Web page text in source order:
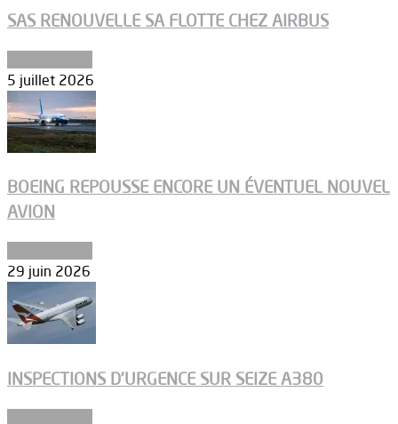
SAS RENOUVELLE SA FLOTTE CHEZ AIRBUS
5 juillet 2026
BOEING REPOUSSE ENCORE UN ÉVENTUEL NOUVEL
AVION
29 juin 2026
INSPECTIONS D’URGENCE SUR SEIZE A380